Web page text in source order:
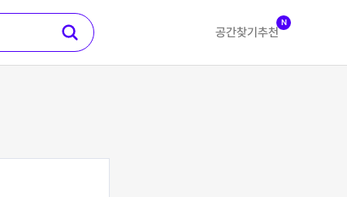
공간찾기 추천
N